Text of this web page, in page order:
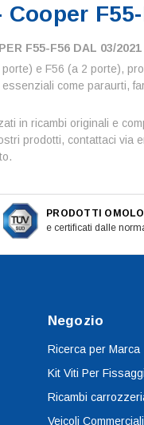
Cooper
F55-F56 DAL 03/2021
e F56 (a 2 porte),
come paraurti,
in ricambi originali e
prodotti, contattaci via
PRODOTTI
e certificati dalle
Negozio
Ricerca per Marca
Kit Viti Per Fissaggi
Ricambi
Veicoli